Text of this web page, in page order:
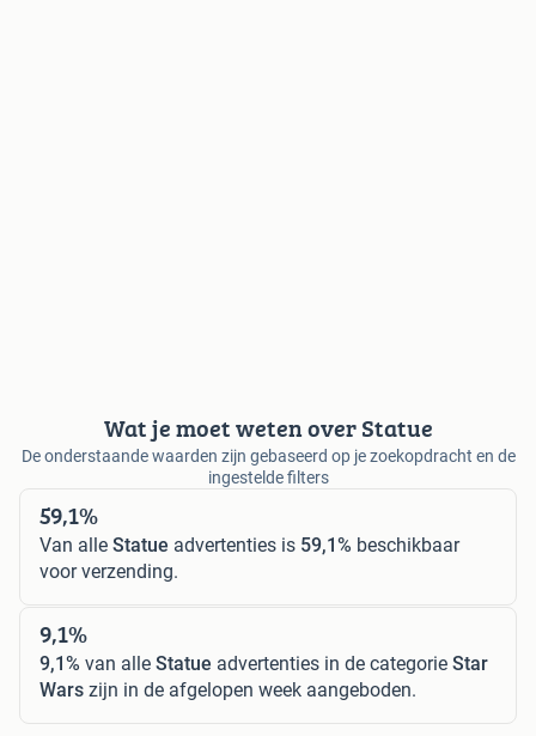
Wat je moet weten over Statue
De onderstaande waarden zijn gebaseerd op je zoekopdracht en de
ingestelde filters
59,1%
Van alle Statue advertenties is 59,1% beschikbaar
voor verzending.
9,1%
9,1% van alle Statue advertenties in de categorie Star
Wars zijn in de afgelopen week aangeboden.